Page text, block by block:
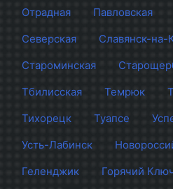
Отрадная
Павловская
Северская
Славянск-на-
Староминская
Тбилисская
Темрюк
Тихорецк
Туапсе
Усть-Лабинск
Геленджик
Горячий